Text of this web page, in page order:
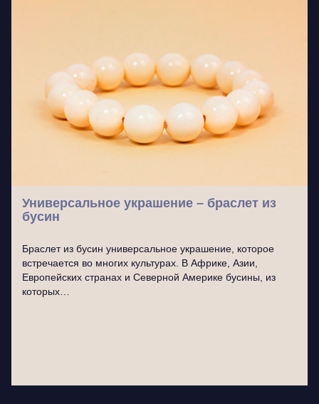
Универсальное украшение – браслет из
бусин
Браслет из бусин универсальное украшение, которое
встречается во многих культурах. В Африке, Азии,
Европейских странах и Северной Америке бусины, из
которых…